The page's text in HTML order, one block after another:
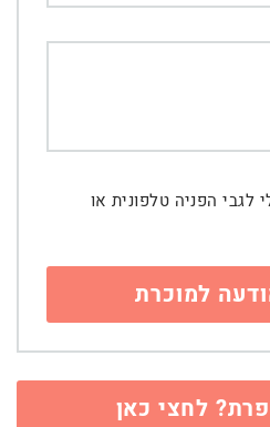
לגבי הפניה טלפונית או
לחצי כאן